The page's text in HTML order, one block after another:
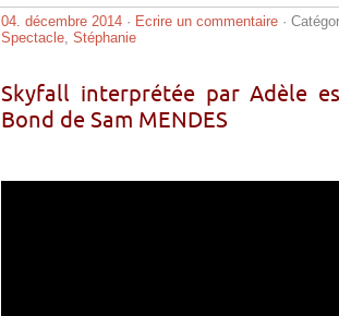
04. décembre 2014 · Ecrire un commentaire ·
Spectacle, Stéphanie
Skyfall interprétée par Adèle
Bond de Sam MENDES